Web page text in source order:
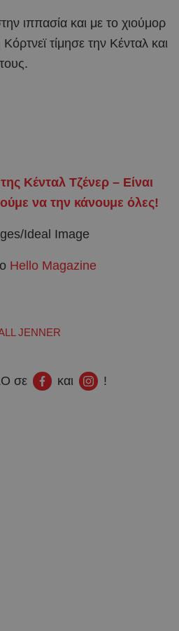
ιππασία και με το χιούμορ
τίμησε την Κένταλ και
Κένταλ Τζένερ – Είναι
να την κάνουμε όλες!
Ideal Image
Hello Magazine
JENNER
σε και !